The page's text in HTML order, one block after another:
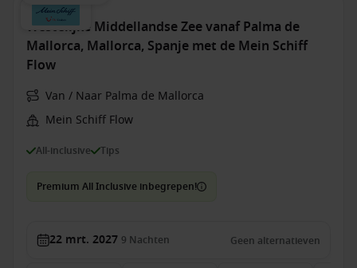
Westelijke Middellandse Zee vanaf Palma de
Mallorca, Mallorca, Spanje met de Mein Schiff
Flow
Van / Naar Palma de Mallorca
Mein Schiff Flow
All-inclusive Tips
Premium All Inclusive inbegrepen!
22 mrt. 2027 9 Nachten Geen alternatieven